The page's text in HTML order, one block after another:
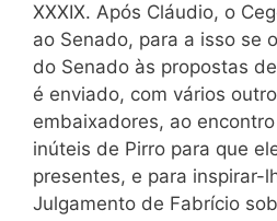
XXXIX. Após Cláudio, o
ao Senado, para a isso se
do Senado às propostas
é enviado, com vários
embaixadores, ao
inúteis de Pirro para que
presentes, e para inspirar-
Julgamento de Fabrício